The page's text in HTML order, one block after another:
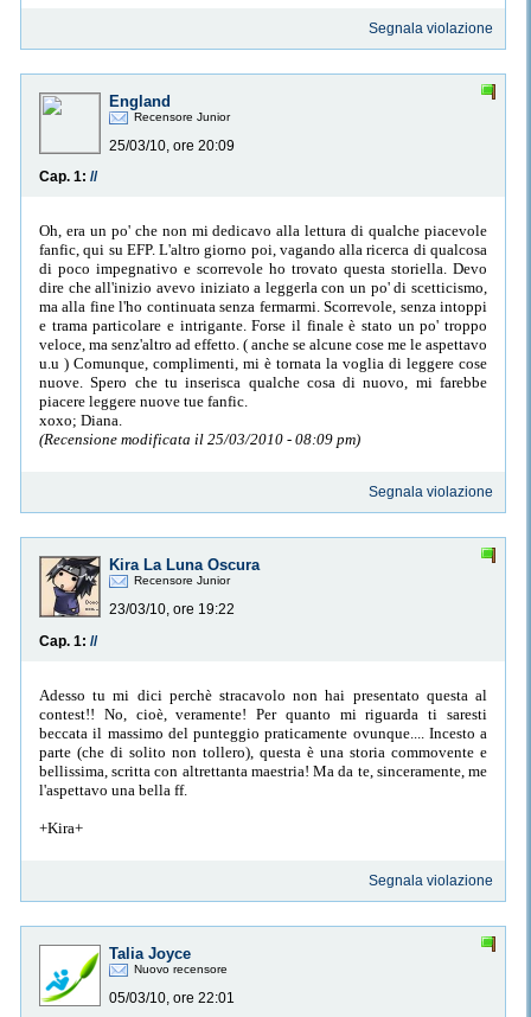
Segnala violazione
England
Recensore Junior
25/03/10, ore 20:09
Cap. 1: //
Oh, era un po' che non mi dedicavo alla lettura di qualche piacevole
fanfic, qui su EFP. L'altro giorno poi, vagando alla ricerca di qualcosa
di poco impegnativo e scorrevole ho trovato questa storiella. Devo
dire che all'inizio avevo iniziato a leggerla con un po' di scetticismo,
ma alla fine l'ho continuata senza fermarmi. Scorrevole, senza intoppi
e trama particolare e intrigante. Forse il finale è stato un po' troppo
veloce, ma senz'altro ad effetto. ( anche se alcune cose me le aspettavo
u.u ) Comunque, complimenti, mi è tornata la voglia di leggere cose
nuove. Spero che tu inserisca qualche cosa di nuovo, mi farebbe
piacere leggere nuove tue fanfic.
xoxo; Diana.
(Recensione modificata il 25/03/2010 - 08:09 pm)
Segnala violazione
Kira La Luna Oscura
Recensore Junior
23/03/10, ore 19:22
Cap. 1: //
Adesso tu mi dici perchè stracavolo non hai presentato questa al
contest!! No, cioè, veramente! Per quanto mi riguarda ti saresti
beccata il massimo del punteggio praticamente ovunque.... Incesto a
parte (che di solito non tollero), questa è una storia commovente e
bellissima, scritta con altrettanta maestria! Ma da te, sinceramente, me
l'aspettavo una bella ff.
+Kira+
Segnala violazione
Talia Joyce
Nuovo recensore
05/03/10, ore 22:01